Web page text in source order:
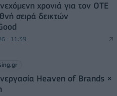
χρονιά για τον ΟΤΕ
σειρά δεικτών
- 11:39
Heaven of Brands ×